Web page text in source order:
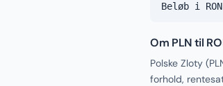
Beløb i
Om PLN til
Polske Zloty
forhold,